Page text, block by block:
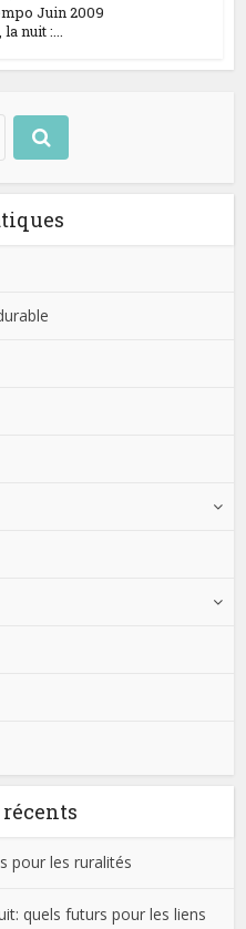
Juin 2009
nuit :...
pour les ruralités
quels futurs pour les liens